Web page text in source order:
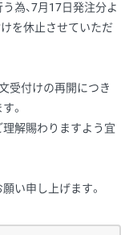
為、7月17日発注分よ
を休止させていただ
受付けの再開につき
。
理解賜わりますよう宜
い申し上げます。